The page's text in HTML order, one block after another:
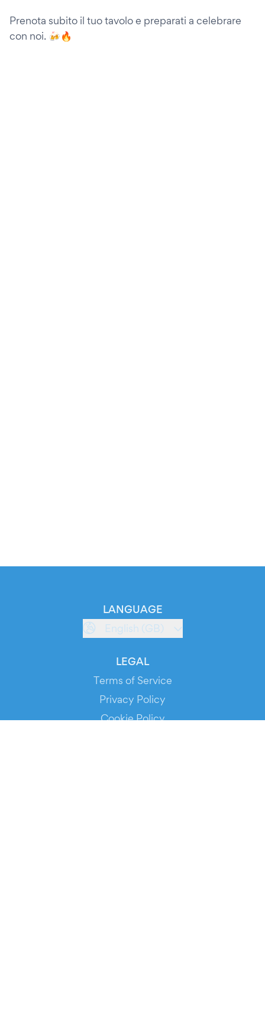
Prenota subito il tuo tavolo e preparati a celebrare
con noi. 🍻🔥
LANGUAGE
English (GB)
LEGAL
Terms of Service
Privacy Policy
Cookie Policy